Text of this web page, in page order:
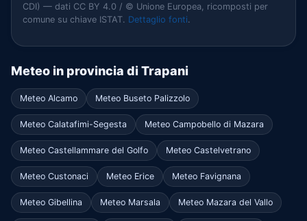
CDI) — dati CC BY 4.0 / © Unione Europea, ricomposti per
comune su chiave ISTAT. Dettaglio fonti.
Meteo in provincia di Trapani
Meteo Alcamo Meteo Buseto Palizzolo
Meteo Calatafimi-Segesta Meteo Campobello di Mazara
Meteo Castellammare del Golfo Meteo Castelvetrano
Meteo Custonaci Meteo Erice Meteo Favignana
Meteo Gibellina Meteo Marsala Meteo Mazara del Vallo